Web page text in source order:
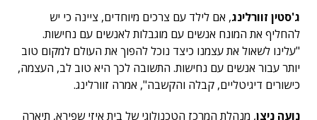
ג'סטין זוורלינג, אם לילד עם צרכים מיוחדים, ציינה כי יש
להחליף את המונח אנשים עם מוגבלות לאנשים עם נחישות.
"עלינו לשאול את עצמנו כיצד נוכל להפוך את העולם למקום טוב
יותר עבור אנשים עם נחישות. התשובה לכך היא טוב לב, העצמה,
כישורים דיגיטליים, קבלה והקשבה", אמרה זוורלינג.
נועה ניצן, מנהלת המרכז הטכנולוגי של בית איזי שפירא, תיארה